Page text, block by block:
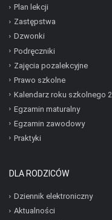
Plan lekcji
Zastępstwa
Dzwonki
Podręczniki
Zajęcia pozalekcyjne
Prawo szkolne
Kalendarz roku szkolnego
Egzamin maturalny
Egzamin zawodowy
Praktyki
DLA RODZICÓW
Dziennik elektroniczny
Aktualności